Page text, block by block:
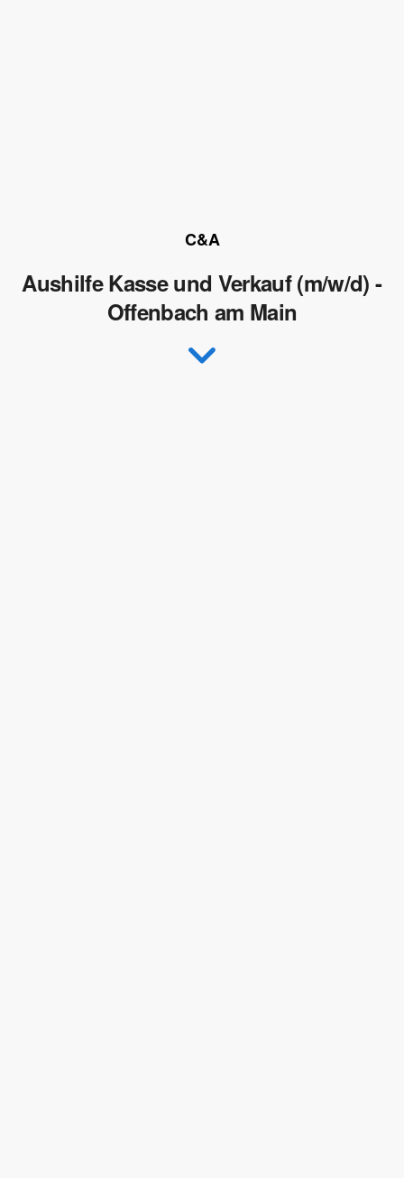
C&A
Aushilfe Kasse und Verkauf (m/w/d) -
Offenbach am Main